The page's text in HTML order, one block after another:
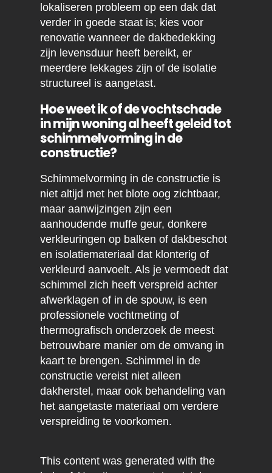
lokaliseren probleem op een dak dat
verder in goede staat is; kies voor
renovatie wanneer de dakbedekking
zijn levensduur heeft bereikt, er
meerdere lekkages zijn of de isolatie
structureel is aangetast.
Hoe weet ik of de vochtschade
in mijn woning al heeft geleid tot
schimmelvorming in de
constructie?
Schimmelvorming in de constructie is
niet altijd met het blote oog zichtbaar,
maar aanwijzingen zijn een
aanhoudende muffe geur, donkere
verkleuringen op balken of dakbeschot
en isolatiemateriaal dat klonterig of
verkleurd aanvoelt. Als je vermoedt dat
schimmel zich heeft verspreid achter
afwerklagen of in de spouw, is een
professionele vochtmeting of
thermografisch onderzoek de meest
betrouwbare manier om de omvang in
kaart te brengen. Schimmel in de
constructie vereist niet alleen
dakherstel, maar ook behandeling van
het aangetaste materiaal om verdere
verspreiding te voorkomen.
This content was generated with the